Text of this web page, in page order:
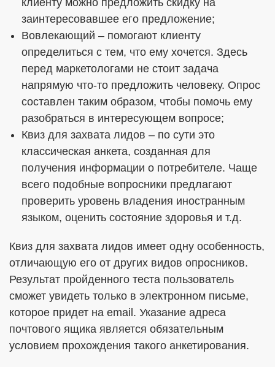
клиенту можно предложить скидку на
заинтересовавшее его предложение;
Вовлекающий – помогают клиенту
определиться с тем, что ему хочется. Здесь
перед маркетологами не стоит задача
напрямую что-то предложить человеку. Опрос
составлен таким образом, чтобы помочь ему
разобраться в интересующем вопросе;
Квиз для захвата лидов – по сути это
классическая анкета, созданная для
получения информации о потребителе. Чаще
всего подобные вопросники предлагают
проверить уровень владения иностранным
языком, оценить состояние здоровья и т.д.
Квиз для захвата лидов имеет одну особенность,
отличающую его от других видов опросников.
Результат пройденного теста пользователь
сможет увидеть только в электронном письме,
которое придет на email. Указание адреса
почтового ящика является обязательным
условием прохождения такого анкетирования.